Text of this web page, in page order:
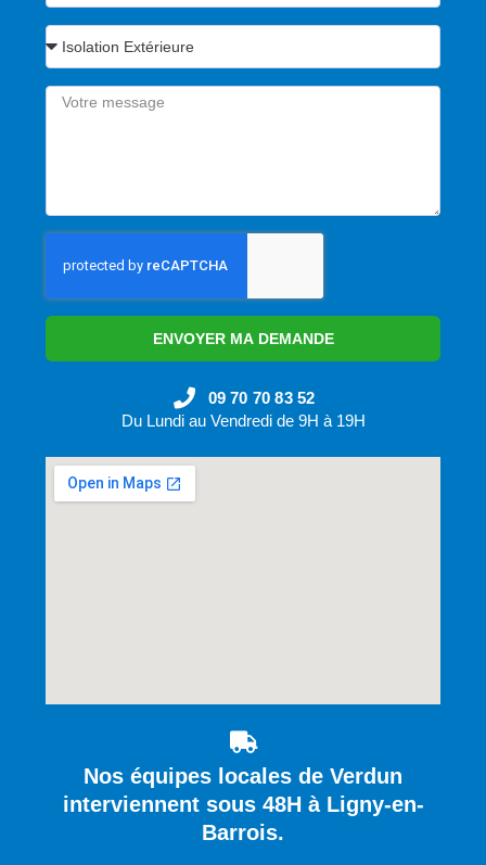
ENVOYER MA DEMANDE
09 70 70 83 52
Du Lundi au Vendredi de 9H à 19H
Nos équipes locales de Verdun
interviennent sous 48H à Ligny-en-
Barrois.